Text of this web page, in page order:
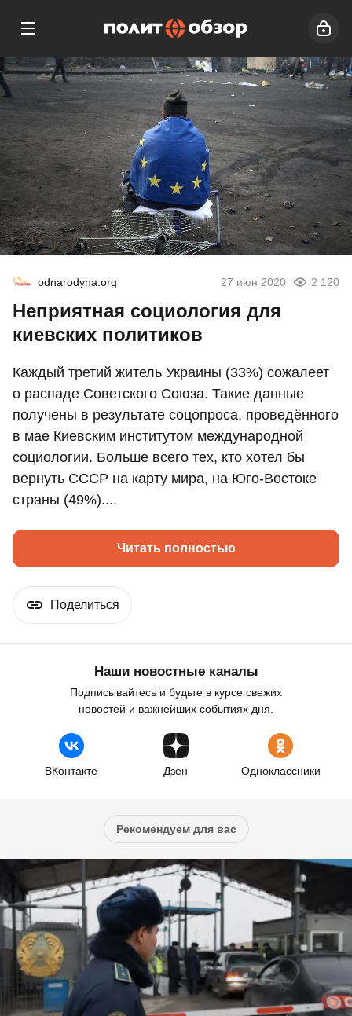
odnarodyna.org 27 июн 2020 2 120
Неприятная социология для
киевских политиков
Каждый третий житель Украины (33%) сожалеет
о распаде Советского Союза. Такие данные
получены в результате соцопроса, проведённого
в мае Киевским институтом международной
социологии. Больше всего тех, кто хотел бы
вернуть СССР на карту мира, на Юго-Востоке
страны (49%)....
Читать полностью
Поделиться
Наши новостные каналы
Подписывайтесь и будьте в курсе свежих
новостей и важнейших событиях дня.
ВКонтакте Дзен Одноклассники
Рекомендуем для вас